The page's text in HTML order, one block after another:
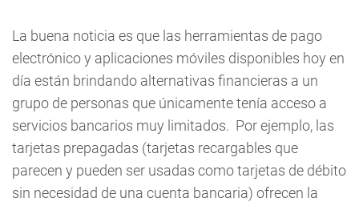
La buena noticia es que las herramientas de pago
electrónico y aplicaciones móviles disponibles hoy en
día están brindando alternativas financieras a un
grupo de personas que únicamente tenía acceso a
servicios bancarios muy limitados. Por ejemplo, las
tarjetas prepagadas (tarjetas recargables que
parecen y pueden ser usadas como tarjetas de débito
sin necesidad de una cuenta bancaria) ofrecen la